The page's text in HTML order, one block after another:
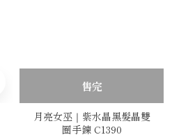
售完
月亮女巫｜紫水晶黑髮晶雙
圈手鍊 C1390